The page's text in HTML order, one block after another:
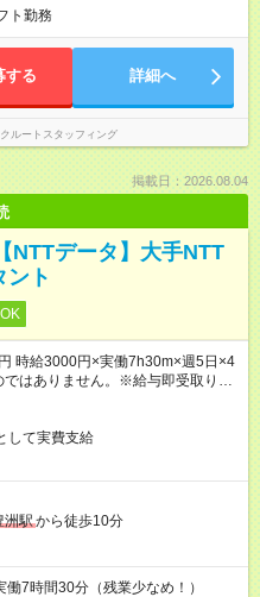
ト勤務
する 詳細へ
ルートスタッフィング
掲載日：2026.08.04
NTTデータ】大手NTT
ント
時給3000円×実働7h30m×週5日×4
はありません。※給与即受取りサ
して実費支給
洲駅から徒歩10分
7時間30分（残業少なめ！）